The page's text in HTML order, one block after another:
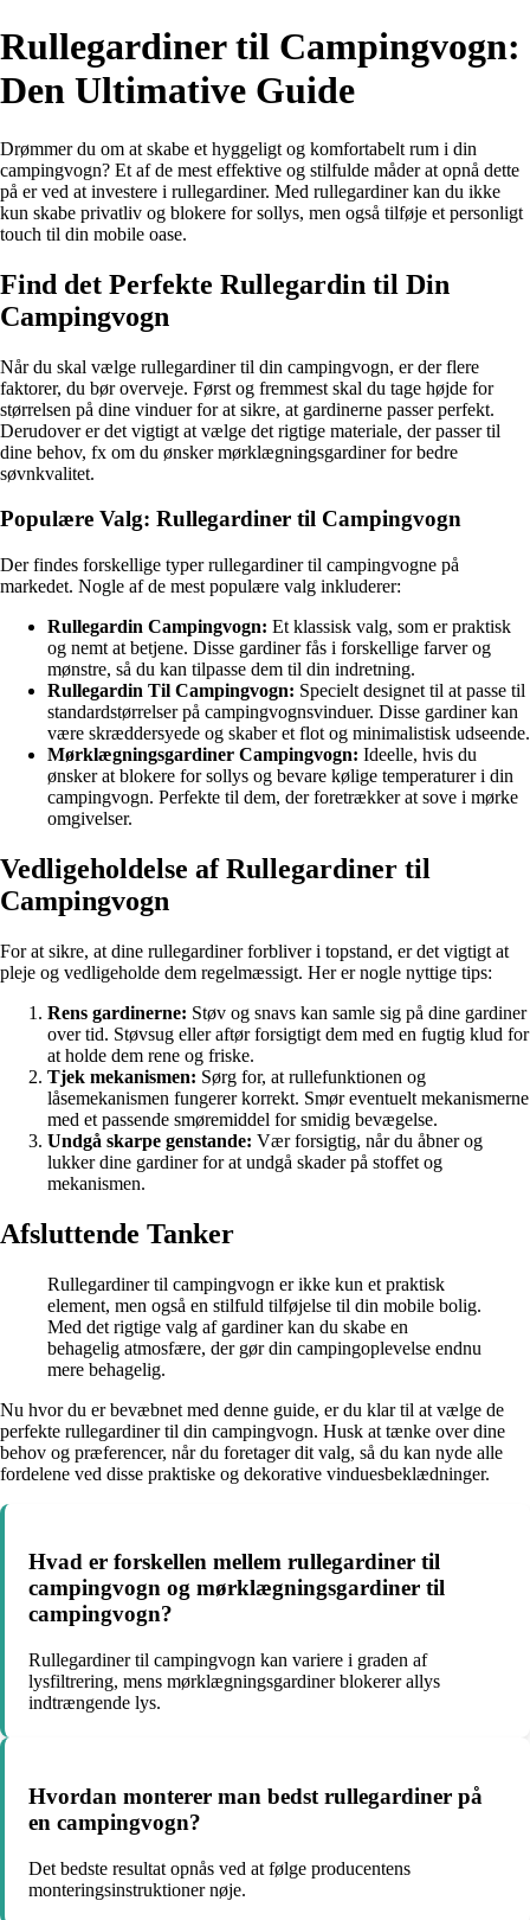
Rullegardiner til Campingvogn:
Den Ultimative Guide
Drømmer du om at skabe et hyggeligt og komfortabelt rum i din
campingvogn? Et af de mest effektive og stilfulde måder at opnå dette
på er ved at investere i rullegardiner. Med rullegardiner kan du ikke
kun skabe privatliv og blokere for sollys, men også tilføje et personligt
touch til din mobile oase.
Find det Perfekte Rullegardin til Din
Campingvogn
Når du skal vælge rullegardiner til din campingvogn, er der flere
faktorer, du bør overveje. Først og fremmest skal du tage højde for
størrelsen på dine vinduer for at sikre, at gardinerne passer perfekt.
Derudover er det vigtigt at vælge det rigtige materiale, der passer til
dine behov, fx om du ønsker mørklægningsgardiner for bedre
søvnkvalitet.
Populære Valg: Rullegardiner til Campingvogn
Der findes forskellige typer rullegardiner til campingvogne på
markedet. Nogle af de mest populære valg inkluderer:
Rullegardin Campingvogn: Et klassisk valg, som er praktisk
og nemt at betjene. Disse gardiner fås i forskellige farver og
mønstre, så du kan tilpasse dem til din indretning.
Rullegardin Til Campingvogn: Specielt designet til at passe til
standardstørrelser på campingvognsvinduer. Disse gardiner kan
være skræddersyede og skaber et flot og minimalistisk udseende.
Mørklægningsgardiner Campingvogn: Ideelle, hvis du
ønsker at blokere for sollys og bevare kølige temperaturer i din
campingvogn. Perfekte til dem, der foretrækker at sove i mørke
omgivelser.
Vedligeholdelse af Rullegardiner til
Campingvogn
For at sikre, at dine rullegardiner forbliver i topstand, er det vigtigt at
pleje og vedligeholde dem regelmæssigt. Her er nogle nyttige tips:
Rens gardinerne: Støv og snavs kan samle sig på dine gardiner
over tid. Støvsug eller aftør forsigtigt dem med en fugtig klud for
at holde dem rene og friske.
Tjek mekanismen: Sørg for, at rullefunktionen og
låsemekanismen fungerer korrekt. Smør eventuelt mekanismerne
med et passende smøremiddel for smidig bevægelse.
Undgå skarpe genstande: Vær forsigtig, når du åbner og
lukker dine gardiner for at undgå skader på stoffet og
mekanismen.
Afsluttende Tanker
Rullegardiner til campingvogn er ikke kun et praktisk
element, men også en stilfuld tilføjelse til din mobile bolig.
Med det rigtige valg af gardiner kan du skabe en
behagelig atmosfære, der gør din campingoplevelse endnu
mere behagelig.
Nu hvor du er bevæbnet med denne guide, er du klar til at vælge de
perfekte rullegardiner til din campingvogn. Husk at tænke over dine
behov og præferencer, når du foretager dit valg, så du kan nyde alle
fordelene ved disse praktiske og dekorative vinduesbeklædninger.
Hvad er forskellen mellem rullegardiner til
campingvogn og mørklægningsgardiner til
campingvogn?
Rullegardiner til campingvogn kan variere i graden af
lysfiltrering, mens mørklægningsgardiner blokerer allys
indtrængende lys.
Hvordan monterer man bedst rullegardiner på
en campingvogn?
Det bedste resultat opnås ved at følge producentens
monteringsinstruktioner nøje.